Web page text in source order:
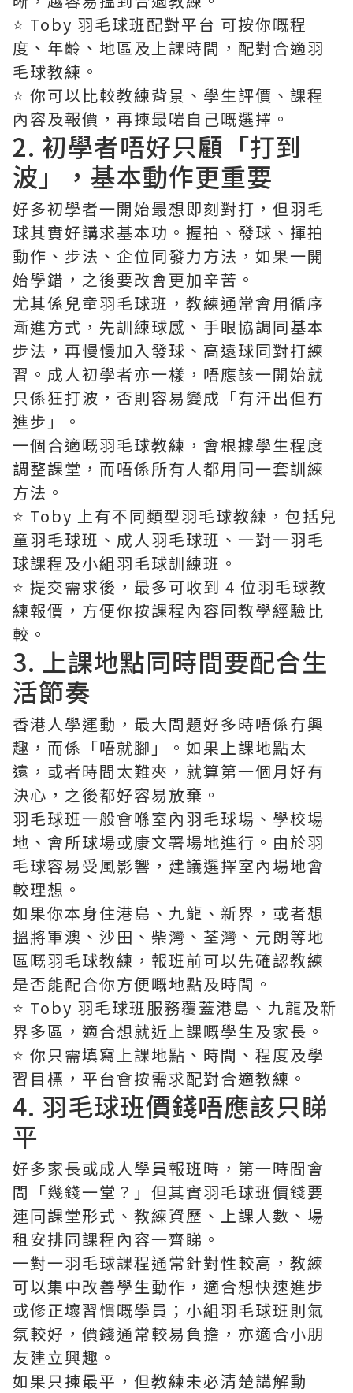
⭐️ Toby 羽毛球班配對平台 可按你嘅程
度、年齡、地區及上課時間，配對合適羽
毛球教練。
⭐️ 你可以比較教練背景、學生評價、課程
內容及報價，再揀最啱自己嘅選擇。
2. 初學者唔好只顧「打到
波」，基本動作更重要
好多初學者一開始最想即刻對打，但羽毛
球其實好講求基本功。握拍、發球、揮拍
動作、步法、企位同發力方法，如果一開
始學錯，之後要改會更加辛苦。
尤其係兒童羽毛球班，教練通常會用循序
漸進方式，先訓練球感、手眼協調同基本
步法，再慢慢加入發球、高遠球同對打練
習。成人初學者亦一樣，唔應該一開始就
只係狂打波，否則容易變成「有汗出但冇
進步」。
一個合適嘅羽毛球教練，會根據學生程度
調整課堂，而唔係所有人都用同一套訓練
方法。
⭐️ Toby 上有不同類型羽毛球教練，包括兒
童羽毛球班、成人羽毛球班、一對一羽毛
球課程及小組羽毛球訓練班。
⭐️ 提交需求後，最多可收到 4 位羽毛球教
練報價，方便你按課程內容同教學經驗比
較。
3. 上課地點同時間要配合生
活節奏
香港人學運動，最大問題好多時唔係冇興
趣，而係「唔就腳」。如果上課地點太
遠，或者時間太難夾，就算第一個月好有
決心，之後都好容易放棄。
羽毛球班一般會喺室內羽毛球場、學校場
地、會所球場或康文署場地進行。由於羽
毛球容易受風影響，建議選擇室內場地會
較理想。
如果你本身住港島、九龍、新界，或者想
搵將軍澳、沙田、柴灣、荃灣、元朗等地
區嘅羽毛球教練，報班前可以先確認教練
是否能配合你方便嘅地點及時間。
⭐️ Toby 羽毛球班服務覆蓋港島、九龍及新
界多區，適合想就近上課嘅學生及家長。
⭐️ 你只需填寫上課地點、時間、程度及學
習目標，平台會按需求配對合適教練。
4. 羽毛球班價錢唔應該只睇
平
好多家長或成人學員報班時，第一時間會
問「幾錢一堂？」但其實羽毛球班價錢要
連同課堂形式、教練資歷、上課人數、場
租安排同課程內容一齊睇。
一對一羽毛球課程通常針對性較高，教練
可以集中改善學生動作，適合想快速進步
或修正壞習慣嘅學員；小組羽毛球班則氣
氛較好，價錢通常較易負擔，亦適合小朋
友建立興趣。
如果只揀最平，但教練未必清楚講解動